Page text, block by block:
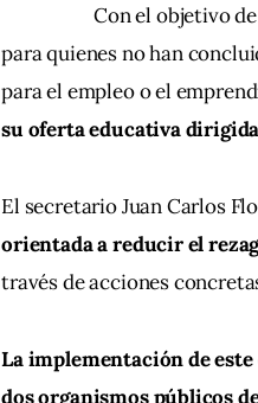
Con el objetivo
para quienes no han
para el empleo o el
su oferta educativa
El secretario Juan Carlos
orientada a reducir el
través de acciones
La implementación de
dos organismos públicos